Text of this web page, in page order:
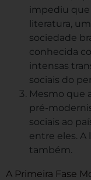
impediu que
literatura,
sociedade
conhecida
intensas
sociais do
Mesmo que
pré-
sociais ao
entre eles.
também.
A Primeira Fase